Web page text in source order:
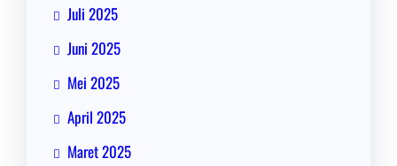
Juli 2025
Juni 2025
Mei 2025
April 2025
Maret 2025